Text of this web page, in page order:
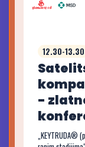
12.30-13.30
-
„KEYTRUDA®